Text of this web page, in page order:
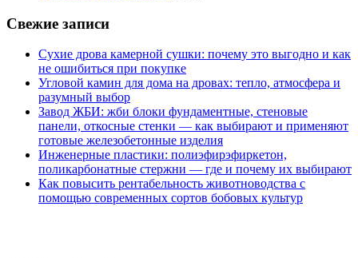
Свежие записи
Сухие дрова камерной сушки: почему это выгодно и как
не ошибиться при покупке
Угловой камин для дома на дровах: тепло, атмосфера и
разумный выбор
Завод ЖБИ: жби блоки фундаментные, стеновые
панели, откосные стенки — как выбирают и применяют
готовые железобетонные изделия
Инженерные пластики: полиэфирэфиркетон,
поликарбонатные стержни — где и почему их выбирают
Как повысить рентабельность животноводства с
помощью современных сортов бобовых культур